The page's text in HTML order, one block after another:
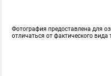
Фотография предоставлена для
отличаться от фактического вида